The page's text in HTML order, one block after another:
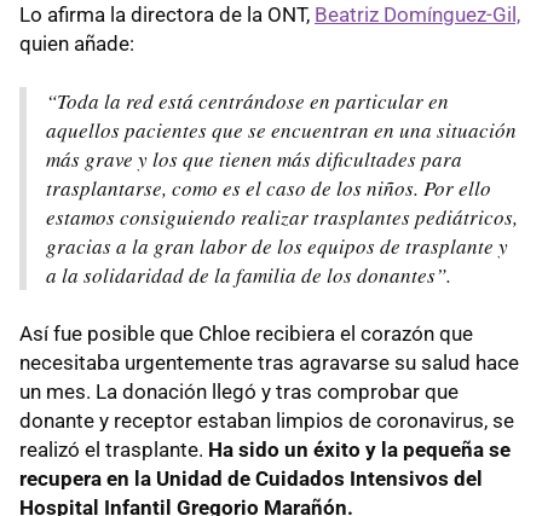
Lo afirma la directora de la ONT, Beatriz Domínguez-Gil,
quien añade:
“Toda la red está centrándose en particular en
aquellos pacientes que se encuentran en una situación
más grave y los que tienen más dificultades para
trasplantarse, como es el caso de los niños. Por ello
estamos consiguiendo realizar trasplantes pediátricos,
gracias a la gran labor de los equipos de trasplante y
a la solidaridad de la familia de los donantes”.
Así fue posible que Chloe recibiera el corazón que
necesitaba urgentemente tras agravarse su salud hace
un mes. La donación llegó y tras comprobar que
donante y receptor estaban limpios de coronavirus, se
realizó el trasplante. Ha sido un éxito y la pequeña se
recupera en la Unidad de Cuidados Intensivos del
Hospital Infantil Gregorio Marañón.